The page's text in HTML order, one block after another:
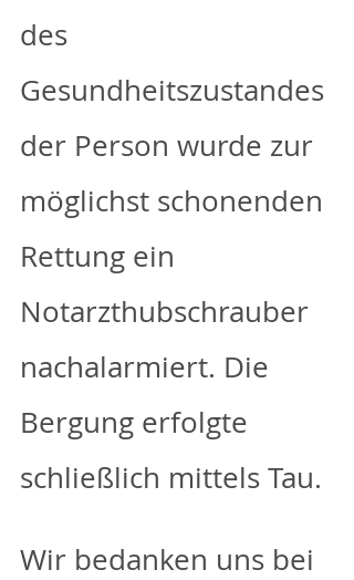
des
Gesundheitszustandes
der Person wurde zur
möglichst schonenden
Rettung ein
Notarzthubschrauber
nachalarmiert. Die
Bergung erfolgte
schließlich mittels Tau.
Wir bedanken uns bei